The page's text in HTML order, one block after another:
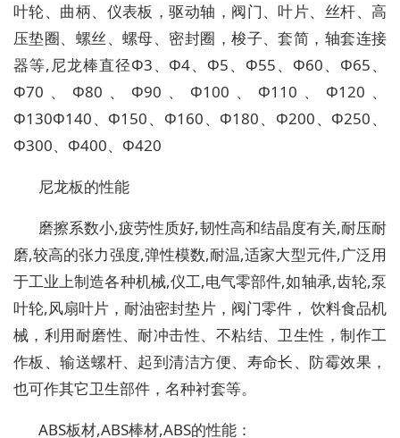
叶轮、曲柄、仪表板，驱动轴，阀门、叶片、丝杆、高
压垫圈、螺丝、螺母、密封圈，梭子、套简，轴套连接
器等,尼龙棒直径Φ3、Φ4、Φ5、Φ55、Φ60、Φ65、
Φ70、Φ80、Φ90、Φ100、Φ110、Φ120、
Φ130Φ140、Φ150、Φ160、Φ180、Φ200、Φ250、
Φ300、Φ400、Φ420
尼龙板的性能
磨擦系数小,疲劳性质好,韧性高和结晶度有关,耐压耐
磨,较高的张力强度,弹性模数,耐温,适家大型元件,广泛用
于工业上制造各种机械,仪工,电气零部件,如轴承,齿轮,泵
叶轮,风扇叶片，耐油密封垫片，阀门零件， 饮料食品机
械，利用耐磨性、耐冲击性、不粘结、卫生性，制作工
作板、输送螺杆、起到清洁方便、寿命长、防霉效果，
也可作其它卫生部件，名种衬套等。
ABS板材,ABS棒材,ABS的性能：